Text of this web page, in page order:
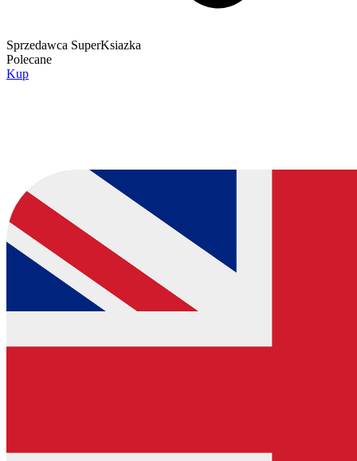
Sprzedawca SuperKsiazka
Polecane
Kup